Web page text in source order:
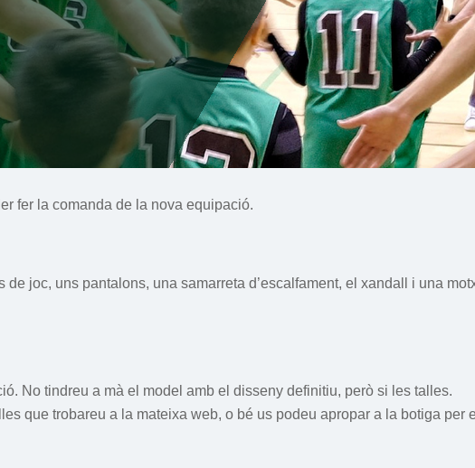
fer la comanda de la nova equipació.
joc, uns pantalons, una samarreta d’escalfament, el xandall i una
No tindreu a mà el model amb el disseny definitiu, però si les talles.
que trobareu a la mateixa web, o bé us podeu apropar a la botiga per